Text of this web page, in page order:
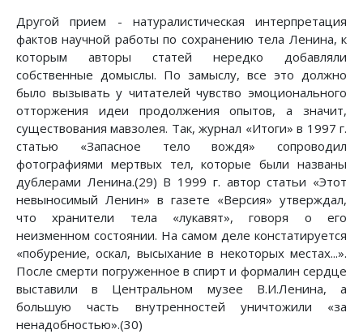
Другой прием - натуралистическая интерпретация
фактов научной работы по сохранению тела Ленина, к
которым авторы статей нередко добавляли
собственные домыслы. По замыслу, все это должно
было вызывать у читателей чувство эмоционального
отторжения идеи продолжения опытов, а значит,
существования мавзолея. Так, журнал «Итоги» в 1997 г.
статью «Запасное тело вождя» сопроводил
фотографиями мертвых тел, которые были названы
дублерами Ленина.(29) В 1999 г. автор статьи «Этот
невыносимый Ленин» в газете «Версия» утверждал,
что хранители тела «лукавят», говоря о его
неизменном состоянии. На самом деле констатируется
«побурение, оскал, высыхание в некоторых местах...».
После смерти погруженное в спирт и формалин сердце
выставили в Центральном музее В.И.Ленина, а
большую часть внутренностей уничтожили «за
ненадобностью».(30)